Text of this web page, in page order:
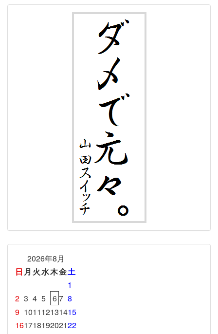
2026年8月
日 月 火水木金土
1
2 3 4 5 67 8
9 101112131415
16171819202122